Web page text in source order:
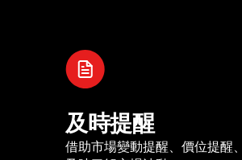
及時提醒
借助市場變動提醒、價位提醒